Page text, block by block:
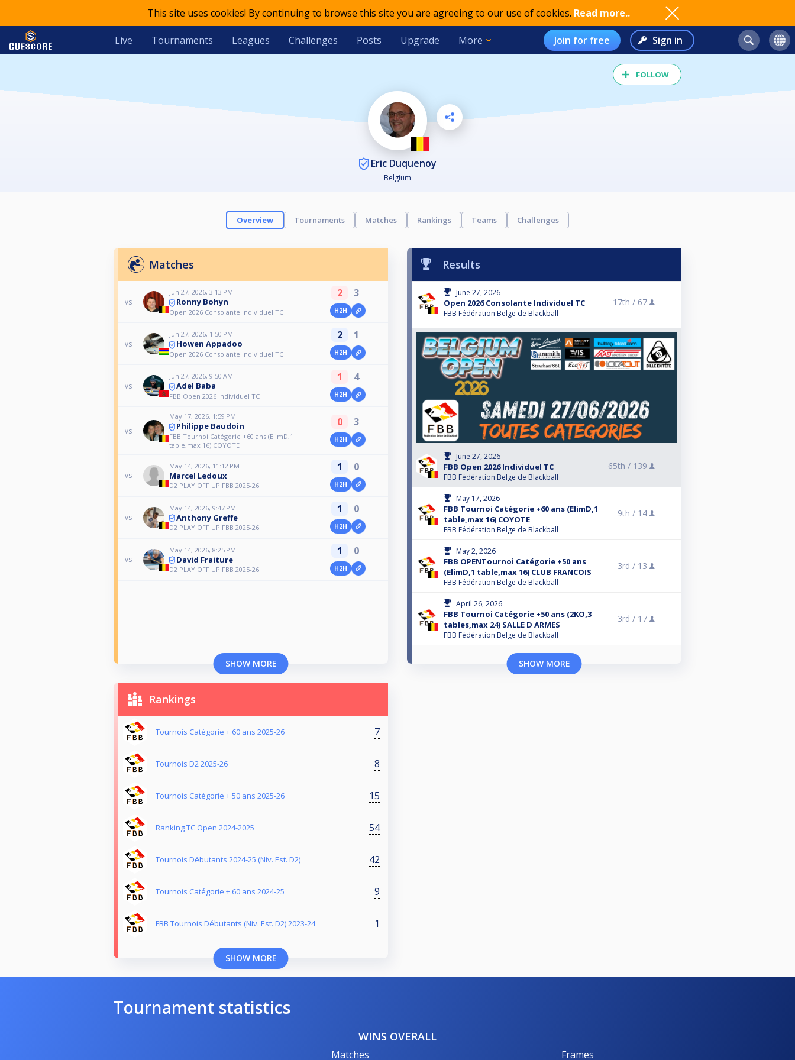
This site uses cookies! By continuing to browse this site you are agreeing to our use of cookies. Read more..
Live Tournaments Leagues Challenges Posts Upgrade More Join for free Sign in
FOLLOW
Eric Duquenoy
Belgium
Overview Tournaments Matches Rankings Teams Challenges
Matches
vs
Jun 27, 2026, 3:13 PM
Ronny Bohyn
Open 2026 Consolante Individuel TC
2 3
H2H
vs
Jun 27, 2026, 1:50 PM
Howen Appadoo
Open 2026 Consolante Individuel TC
2 1
H2H
vs
Jun 27, 2026, 9:50 AM
Adel Baba
FBB Open 2026 Individuel TC
1 4
H2H
vs
May 17, 2026, 1:59 PM
Philippe Baudoin
FBB Tournoi Catégorie +60 ans (ElimD,1
table,max 16) COYOTE
0 3
H2H
vs
May 14, 2026, 11:12 PM
Marcel Ledoux
D2 PLAY OFF UP FBB 2025-26
1 0
H2H
vs
May 14, 2026, 9:47 PM
Anthony Greffe
D2 PLAY OFF UP FBB 2025-26
1 0
H2H
vs
May 14, 2026, 8:25 PM
David Fraiture
D2 PLAY OFF UP FBB 2025-26
1 0
H2H
SHOW MORE
Results
June 27, 2026
Open 2026 Consolante Individuel TC
FBB Fédération Belge de Blackball
17th / 67
June 27, 2026
FBB Open 2026 Individuel TC
FBB Fédération Belge de Blackball
65th / 139
May 17, 2026
FBB Tournoi Catégorie +60 ans (ElimD,1
table,max 16) COYOTE
FBB Fédération Belge de Blackball
9th / 14
May 2, 2026
FBB OPENTournoi Catégorie +50 ans
(ElimD,1 table,max 16) CLUB FRANCOIS
FBB Fédération Belge de Blackball
3rd / 13
April 26, 2026
FBB Tournoi Catégorie +50 ans (2KO,3
tables,max 24) SALLE D ARMES
FBB Fédération Belge de Blackball
3rd / 17
SHOW MORE
Rankings
Tournois Catégorie + 60 ans 2025-26 7
Tournois D2 2025-26 8
Tournois Catégorie + 50 ans 2025-26 15
Ranking TC Open 2024-2025 54
Tournois Débutants 2024-25 (Niv. Est. D2) 42
Tournois Catégorie + 60 ans 2024-25 9
FBB Tournois Débutants (Niv. Est. D2) 2023-24 1
SHOW MORE
Tournament statistics
WINS OVERALL
Matches Frames